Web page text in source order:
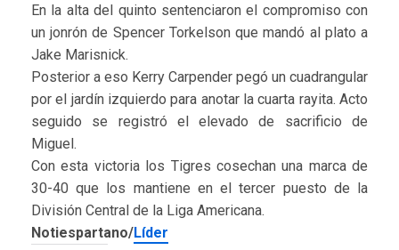
En la alta del quinto sentenciaron el compromiso con
un jonrón de Spencer Torkelson que mandó al plato a
Jake Marisnick.
Posterior a eso Kerry Carpender pegó un cuadrangular
por el jardín izquierdo para anotar la cuarta rayita. Acto
seguido se registró el elevado de sacrificio de
Miguel.
Con esta victoria los Tigres cosechan una marca de
30-40 que los mantiene en el tercer puesto de la
División Central de la Liga Americana.
Notiespartano/Líder